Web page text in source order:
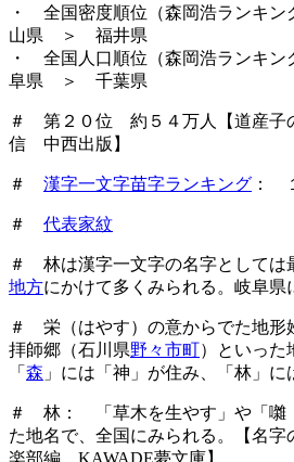
・ 全国密度順位（森岡浩ラン
山県 ＞ 福井県
・ 全国人口順位（森岡浩ラン
阜県 ＞ 千葉県
＃ 第２０位 約５４万人【道産子
信 中西出版】
＃ 漢字一文字苗字ランキング ：
＃ 代表家紋
＃ 林は漢字一文字の名字としては
地方にかけて多くみられる。岐阜県
＃ 栄（はやす）の意からでた地形
拝師郷（石川県野々市町）といっ
「 森 」には「神」が住み、「林」に
＃ 林： 「草木を生やす」や「囃
た地名で、全国にみられる。【名
楽部編 KAWADE夢文庫】